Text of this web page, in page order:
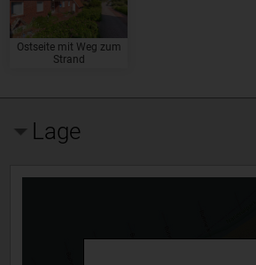
Ostseite mit Weg zum
Strand
Lage